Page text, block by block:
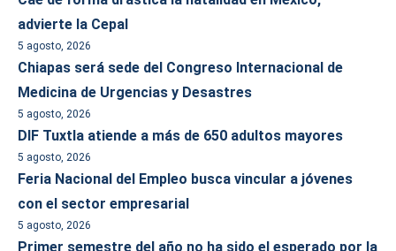
advierte la Cepal
5 agosto, 2026
Chiapas será sede del Congreso Internacional de
Medicina de Urgencias y Desastres
5 agosto, 2026
DIF Tuxtla atiende a más de 650 adultos mayores
5 agosto, 2026
Feria Nacional del Empleo busca vincular a jóvenes
con el sector empresarial
5 agosto, 2026
Primer semestre del año no ha sido el esperado por la